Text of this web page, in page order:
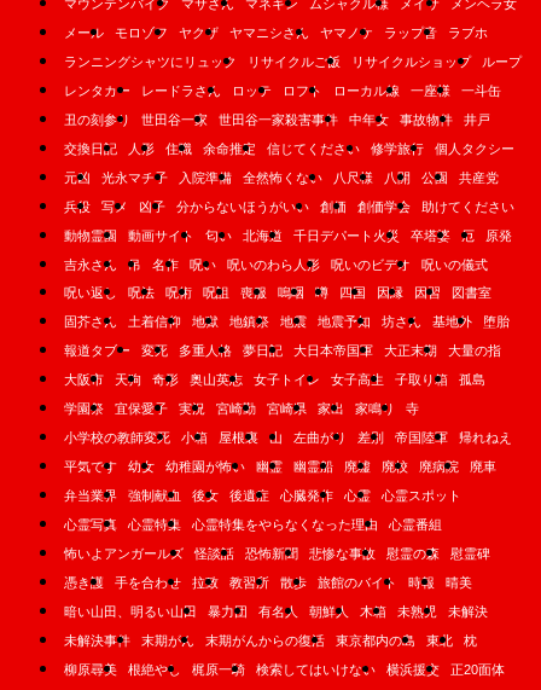
マウンテンバイク
マサさん マネキン ムシャクル様 メイサ
メンヘラ女
メール
モロゾフ ヤクザ ヤマニシさん ヤマノケ ラップ音
ラブホ
ランニングシャツにリュック
リサイクルご飯 リサイクルショップ
ループ
レンタカー
レードラさん ロッテ ロフト ローカル線 一座様
一斗缶
丑の刻参り
世田谷一家 世田谷一家殺害事件 中年女 事故物件
井戸
交換日記
人形 住職 余命推定 信じてください 修学旅行
個人タクシー
元凶
光永マチ子 入院準備 全然怖くない 八尺様 八開 公園
共産党
兵役
写メ 凶子 分からないほうがいい 創価 創価学会
助けてください
動物霊園
動画サイト 匂い 北海道 千日デパート火災 卒塔婆 厄
原発
吉永さん
吊 名作 呪い 呪いのわら人形 呪いのビデオ
呪いの儀式
呪い返し
呪法 呪術 呪詛 喪服 嗚咽 噂 四国 因縁 因習
図書室
固芥さん
土着信仰 地獄 地鎮祭 地震 地震予知 坊さん 基地外
堕胎
報道タブー
変死 多重人格 夢日記 大日本帝国軍 大正末期
大量の指
大阪市
天狗 奇形 奥山英志 女子トイレ 女子高生 子取り箱
孤島
学園祭
宜保愛子 実況 宮崎勤 宮崎県 家出 家鳴り
寺
小学校の教師変死
小箱 屋根裏 山 左曲がり 差別 帝国陸軍
帰れねえ
平気です
幼女 幼稚園が怖い 幽霊 幽霊船 廃墟 廃校 廃病院
廃車
弁当業界
強制献血 後女 後遺症 心臓発作 心霊
心霊スポット
心霊写真
心霊特集 心霊特集をやらなくなった理由
心霊番組
怖いよアンガールズ
怪談話 恐怖新聞 悲惨な事故 慰霊の森
慰霊碑
憑き護
手を合わせ 拉致 教習所 散歩 旅館のバイト 時報
晴美
暗い山田、明るい山田
暴力団 有名人 朝鮮人 木箱 未熟児
未解決
未解決事件
末期がん 末期がんからの復活 東京都内の島 東北
枕
柳原尋美
根絶やし 梶原一騎 検索してはいけない 横浜援交
正20面体